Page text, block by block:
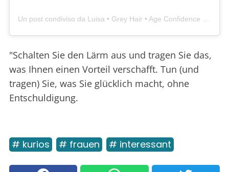
"Schalten Sie den Lärm aus und tragen Sie das,
was Ihnen einen Vorteil verschafft. Tun (und
tragen) Sie, was Sie glücklich macht, ohne
Entschuldigung.
# kurios # frauen # interessant